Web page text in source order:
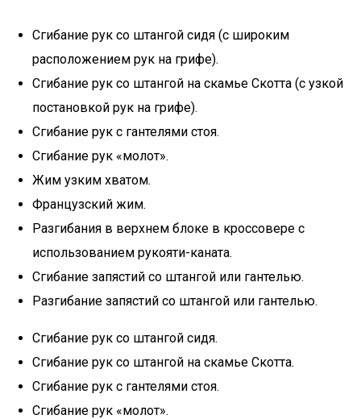
Сгибание рук со штангой сидя (с широким
расположением рук на грифе).
Сгибание рук со штангой на скамье Скотта (с узкой
постановкой рук на грифе).
Сгибание рук с гантелями стоя.
Сгибание рук «молот».
Жим узким хватом.
Французский жим.
Разгибания в верхнем блоке в кроссовере с
использованием рукояти-каната.
Сгибание запястий со штангой или гантелью.
Разгибание запястий со штангой или гантелью.
Сгибание рук со штангой сидя.
Сгибание рук со штангой на скамье Скотта.
Сгибание рук с гантелями стоя.
Сгибание рук «молот».